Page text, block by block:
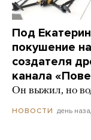
Под
покушение
создателя
канала
Он выжил, но
НОВОСТИ день